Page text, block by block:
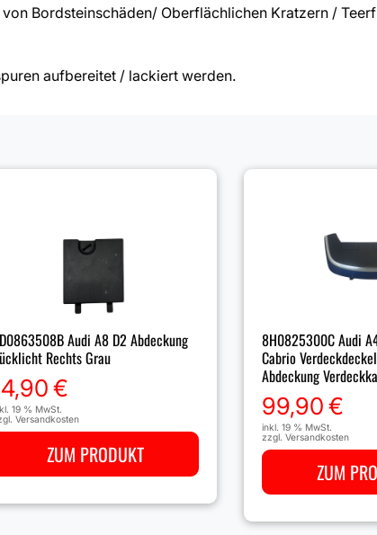
Bordsteinschäden/ Oberflächlichen Kratzern /
aufbereitet / lackiert werden.
Audi A8 D2 Abdeckung
Rechts Grau
€
19 % MwSt.
Versandkosten
ZUM PRODUKT
8H0825300C Audi
Cabrio
Abdeckung
99,90€
inkl. 19 % MwSt.
zzgl. Versandkosten
ZUM